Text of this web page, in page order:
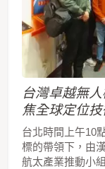
台灣卓越無
焦全球定位
台北時間上午10
標的帶領下，由
航太產業推動小